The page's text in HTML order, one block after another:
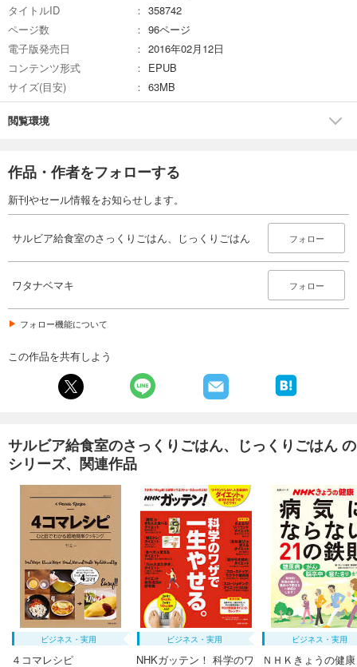
タイトルID
358742
ページ数
96ページ
電子版発売日
2016年02月12日
コンテンツ形式
EPUB
サイズ(目安)
63MB
閲覧環境
作品・作者をフォローする
新刊やセール情報をお知らせします。
サルビア給食室のさっくりごはん、じっくりごはん フォロー
ワタナベマキ フォロー
フォロー機能について
この作品を共有しよう
サルビア給食室のさっくりごはん、じっくりごはん の
シリーズ、関連作品
ビジネス・実用
４コマレシピ
ビジネス・実用
NHKガッテン！ 科学のワ
ビジネス・実用
ＮＨＫきょうの健